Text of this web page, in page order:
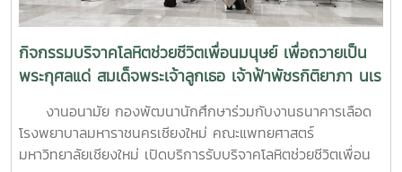
นอกจากนี้ ยังมีการเรียนรู้ระบบการดูแลและการส่งต่อกรณี
ฉุกเฉิน การทำงานร่วมกับผู้เชี่ยวชาญทางการแพทย์ ตลอดจน
การติดตามดูแลนิสิตอย่างต่อเนื่องสำหรับวันที่สองของการอบรม
มุ่งเน้นการจัดการสถานการณ์วิกฤตในมหาวิทยาลัย เช่น ภาวะ
เสี่ยงต่อการฆ่าตัวตาย การทำร้ายตนเอง ความรุนแรง และการก
ลั่นแกล้งทางไซเบอร์ (Cyberbullying) รวมถึงการออกแบบ
กิจกรรมเชิงป้องกันเพื่อสร้างความยืดหยุ่นทางใจ (Resilience)
กิจกรรมบริจาคโลหิตช่วยชีวิตเพื่อนมนุษย์ เพื่อถวายเป็น
พระกุศลแด่ สมเด็จพระเจ้าลูกเธอ เจ้าฟ้าพัชรกิติยาภา นเร
นทิราเทพยวดี กรมหลวงราช สาริณีสิริพัชร มหาวัชรราช
ธิดางานอนามัย กองพัฒนานักศึกษาร่วมกับงานธนาคารเลือด
โรงพยาบาลมหาราชนครเชียงใหม่ คณะแพทยศาสตร์
มหาวิทยาลัยเชียงใหม่ เปิดบริการรับบริจาคโลหิตช่วยชีวิตเพื่อน